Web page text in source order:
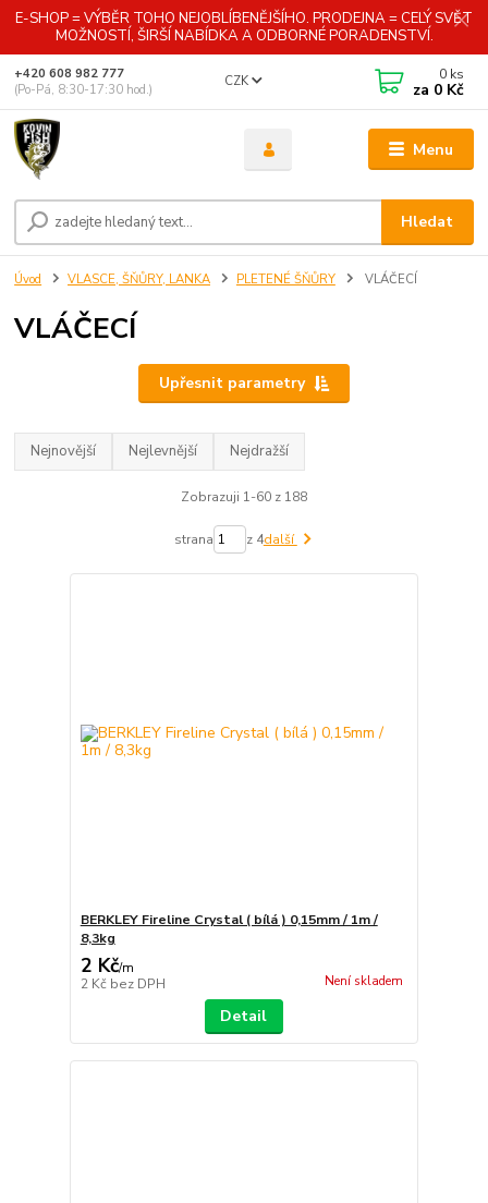
E-SHOP = VÝBĚR TOHO NEJOBLÍBENĚJŠÍHO. PRODEJNA = CELÝ SVĚT
MOŽNOSTÍ, ŠIRŠÍ NABÍDKA A ODBORNÉ PORADENSTVÍ.
Menu
CZK
Hledat
+420 608 982 777
(Po-Pá, 8:30-17:30 hod.)
0 ks
za 0 Kč
Úvod VLASCE, ŠŇŮRY, LANKA PLETENÉ ŠŇŮRY VLÁČECÍ
VLÁČECÍ
Upřesnit parametry
Nejnovější Nejlevnější Nejdražší
Zobrazuji 1-60 z 188
strana z 4další
BERKLEY Fireline Crystal ( bílá ) 0,15mm / 1m /
8,3kg
2 Kč/m
2 Kč bez DPH Není skladem
Detail